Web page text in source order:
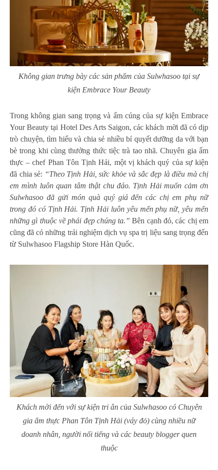
Không gian trưng bày các sản phẩm của Sulwhasoo tại sự
kiện Embrace Your Beauty
Trong không gian sang trọng và ấm cúng của sự kiện Embrace
Your Beauty tại Hotel Des Arts Saigon, các khách mời đã có dịp
trò chuyện, tìm hiểu và chia sẻ nhiều bí quyết dưỡng da với bạn
bè trong khi cùng thưởng thức tiệc trà tao nhã. Chuyên gia ẩm
thực – chef Phan Tôn Tịnh Hải, một vị khách quý của sự kiện
đã chia sẻ: “Theo Tịnh Hải, sức khỏe và sắc đẹp là điều mà chị
em mình luôn quan tâm thật chu đáo. Tịnh Hải muốn cảm ơn
Sulwhasoo đã gửi món quà quý giá đến các chị em phụ nữ
trong đó có Tịnh Hải. Tịnh Hải luôn yêu mến phụ nữ, yêu mến
những gì thuộc về phái đẹp chúng ta.” Bên cạnh đó, các chị em
cũng đã có những trải nghiệm dịch vụ spa trị liệu sang trọng đến
từ Sulwhasoo Flagship Store Hàn Quốc.
Khách mời đến với sự kiện tri ân của Sulwhasoo có Chuyên
gia ẩm thực Phan Tôn Tịnh Hải (váy đỏ) cùng nhiều nữ
doanh nhân, người nổi tiếng và các beauty blogger quen
thuộc